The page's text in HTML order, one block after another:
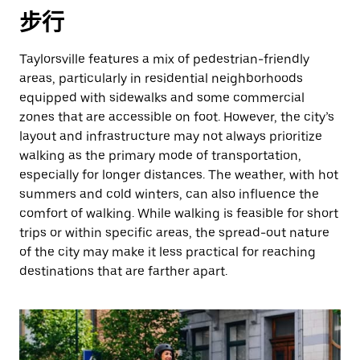
出
可
关
闭
日
历。
步行
Taylorsville features a mix of pedestrian-friendly
areas, particularly in residential neighborhoods
equipped with sidewalks and some commercial
zones that are accessible on foot. However, the city’s
layout and infrastructure may not always prioritize
walking as the primary mode of transportation,
especially for longer distances. The weather, with hot
summers and cold winters, can also influence the
comfort of walking. While walking is feasible for short
trips or within specific areas, the spread-out nature
of the city may make it less practical for reaching
destinations that are farther apart.